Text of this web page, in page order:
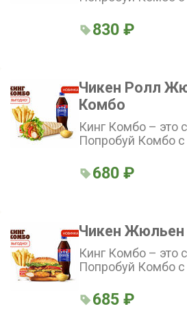
соусом на выбор
830 ₽
Чикен Ролл
Комбо
Кинг Комбо – это
Попробуй Комбо
соусом на выбор
680 ₽
Чикен Жюльен
Кинг Комбо – это
Попробуй Комбо с
соусом на выбор
685 ₽